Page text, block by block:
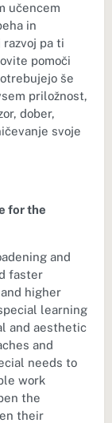
učencem
in
razvoj pa ti
pomoči
še
priložnost,
dober,
svoje
for the
and
faster
higher
learning
and aesthetic
and
needs to
work
the
their